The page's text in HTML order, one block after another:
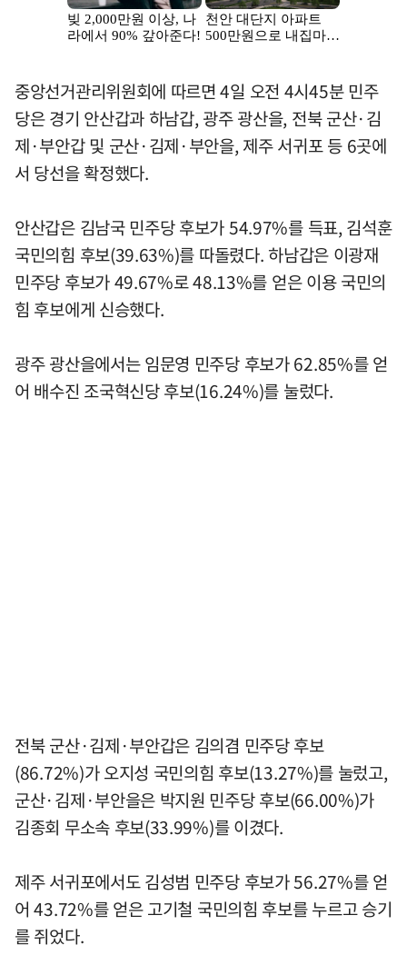
중앙선거관리위원회에 따르면 4일 오전 4시45분 민주
당은 경기 안산갑과 하남갑, 광주 광산을, 전북 군산·김
제·부안갑 및 군산·김제·부안을, 제주 서귀포 등 6곳에
서 당선을 확정했다.
안산갑은 김남국 민주당 후보가 54.97%를 득표, 김석훈
국민의힘 후보(39.63%)를 따돌렸다. 하남갑은 이광재
민주당 후보가 49.67%로 48.13%를 얻은 이용 국민의
힘 후보에게 신승했다.
광주 광산을에서는 임문영 민주당 후보가 62.85%를 얻
어 배수진 조국혁신당 후보(16.24%)를 눌렀다.
전북 군산·김제·부안갑은 김의겸 민주당 후보
(86.72%)가 오지성 국민의힘 후보(13.27%)를 눌렀고,
군산·김제·부안을은 박지원 민주당 후보(66.00%)가
김종회 무소속 후보(33.99%)를 이겼다.
제주 서귀포에서도 김성범 민주당 후보가 56.27%를 얻
어 43.72%를 얻은 고기철 국민의힘 후보를 누르고 승기
를 쥐었다.